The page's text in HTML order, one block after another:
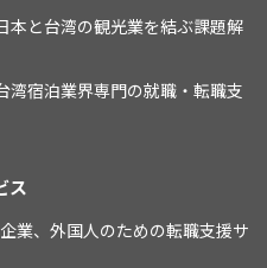
本と台湾の観光業を結ぶ課題解
湾宿泊業界専門の就職・転職支
ス
業、外国人のための転職支援サ